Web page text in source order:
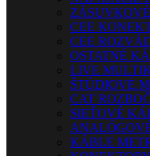
CEE
CEE
OSTATNÉ
LIVE
ŠTÚDIOVÉ
CAT
SIEŤOVÉ
KÁBLE